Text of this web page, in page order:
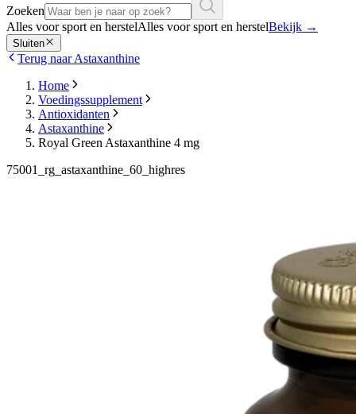
Zoeken
Alles voor sport en herstelAlles voor sport en herstelBekijk →
Sluiten
Terug naar Astaxanthine
Home
Voedingssupplement
Antioxidanten
Astaxanthine
Royal Green Astaxanthine 4 mg
75001_rg_astaxanthine_60_highres